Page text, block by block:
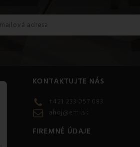
KONTAKTUJTE NÁS
+421 233 057 083
ahoj@emi.sk
FIREMNÉ ÚDAJE